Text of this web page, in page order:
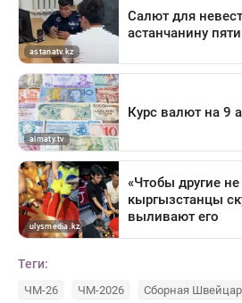
Теги:
ЧМ-26 ЧМ-2026 Сборная